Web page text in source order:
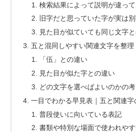
検索結果によって説明が違っ
旧字だと思っていた字が実は
見た目が似ていても同じ文字
五と混同しやすい関連文字を整理
「伍」との違い
見た目が似た字との違い
どの文字を選べばよいのかの
一目でわかる早見表｜五と関連字
普段使いに向いている表記
書類や特別な場面で使われや